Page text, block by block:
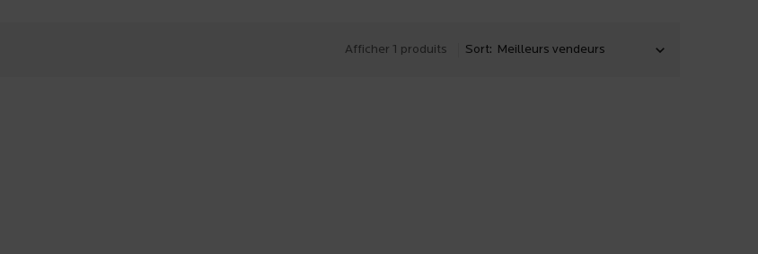
Afficher 1 produits Sort: